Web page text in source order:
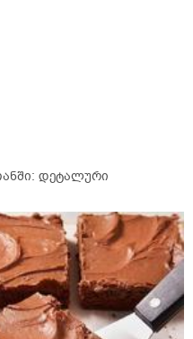
დეტალური